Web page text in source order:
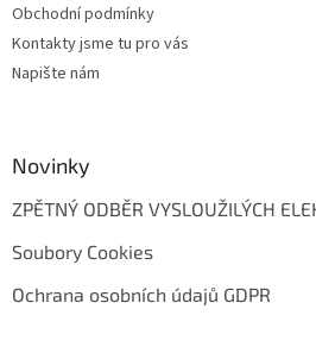
Obchodní podmínky
Kontakty jsme tu pro vás
Napište nám
Novinky
ZPĚTNÝ ODBĚR VYSLOUŽILÝCH
Soubory Cookies
Ochrana osobních údajů GDPR